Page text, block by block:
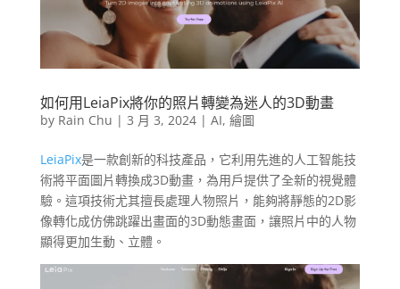
如何用LeiaPix將你的照片轉變為迷人的3D動畫
by Rain Chu | 3 月 3, 2024| AI, 繪圖
LeiaPix是一款創新的科技產品，它利用先進的人工智能技
術將平面圖片轉換成3D動畫，為用戶提供了全新的視覺體
驗。這項技術尤其擅長處理人物照片，能夠將靜態的2D影
像轉化成仿佛跳躍出畫面的3D動態畫面，讓照片中的人物
顯得更加生動、立體。